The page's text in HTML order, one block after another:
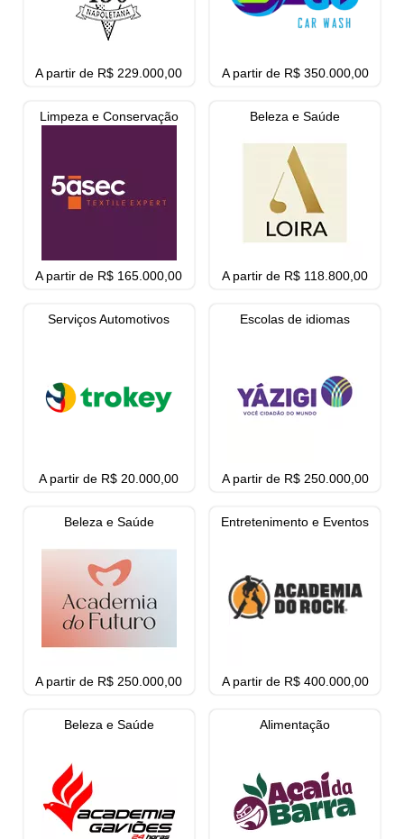
A partir de R$ 229.000,00 A partir de R$ 350.000,00
Limpeza e Conservação
A partir de R$ 165.000,00
Beleza e Saúde
A partir de R$ 118.800,00
Serviços Automotivos
A partir de R$ 20.000,00
Escolas de idiomas
A partir de R$ 250.000,00
Beleza e Saúde
A partir de R$ 250.000,00
Entretenimento e Eventos
A partir de R$ 400.000,00
Beleza e Saúde Alimentação